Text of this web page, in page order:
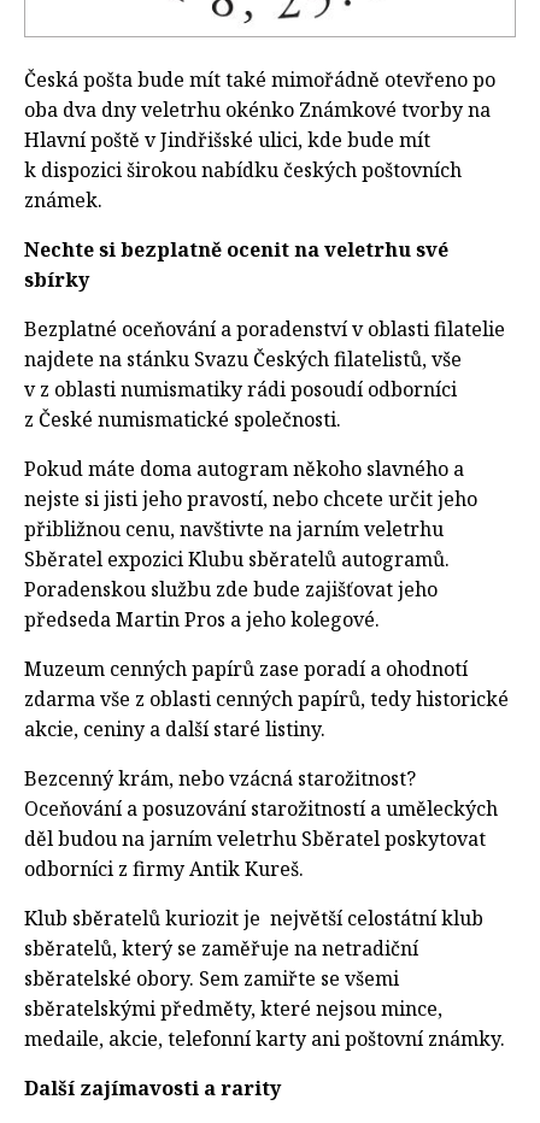
Česká pošta bude mít také mimořádně otevřeno po
oba dva dny veletrhu okénko Známkové tvorby na
Hlavní poště v Jindřišské ulici, kde bude mít
k dispozici širokou nabídku českých poštovních
známek.
Nechte si bezplatně ocenit na veletrhu své
sbírky
Bezplatné oceňování a poradenství v oblasti filatelie
najdete na stánku Svazu Českých filatelistů, vše
v z oblasti numismatiky rádi posoudí odborníci
z České numismatické společnosti.
Pokud máte doma autogram někoho slavného a
nejste si jisti jeho pravostí, nebo chcete určit jeho
přibližnou cenu, navštivte na jarním veletrhu
Sběratel expozici Klubu sběratelů autogramů.
Poradenskou službu zde bude zajišťovat jeho
předseda Martin Pros a jeho kolegové.
Muzeum cenných papírů zase poradí a ohodnotí
zdarma vše z oblasti cenných papírů, tedy historické
akcie, ceniny a další staré listiny.
Bezcenný krám, nebo vzácná starožitnost?
Oceňování a posuzování starožitností a uměleckých
děl budou na jarním veletrhu Sběratel poskytovat
odborníci z firmy Antik Kureš.
Klub sběratelů kuriozit je největší celostátní klub
sběratelů, který se zaměřuje na netradiční
sběratelské obory. Sem zamiřte se všemi
sběratelskými předměty, které nejsou mince,
medaile, akcie, telefonní karty ani poštovní známky.
Další zajímavosti a rarity